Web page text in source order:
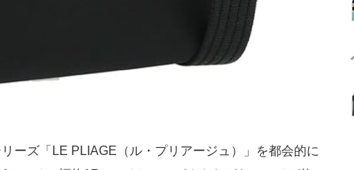
ズ「LE PLIAGE（ル・プリアージュ）」を都会的に